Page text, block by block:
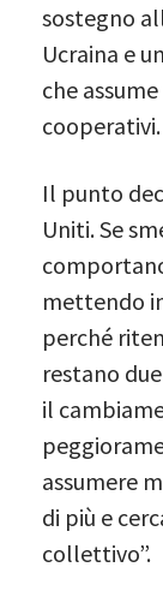
sostegno
Ucraina e
che
cooperativi.
Il punto
Uniti. Se
mettendo
perché
restano
il
assumere
di più e
collettivo”.